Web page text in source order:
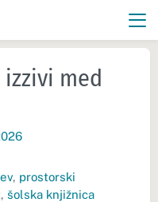
med
, prostorski
, šolska knjižnica